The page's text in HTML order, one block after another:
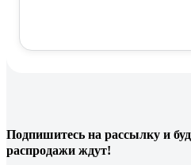
Подпишитесь на рассылку и
распродажи ждут!